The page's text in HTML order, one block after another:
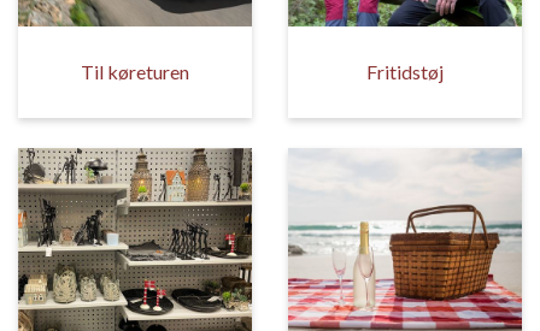
Til køreturen Fritidstøj